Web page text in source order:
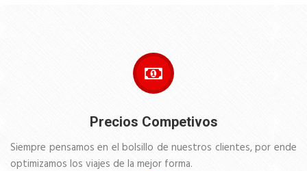
Precios Competivos
Siempre pensamos en el bolsillo de nuestros clientes, por ende
optimizamos los viajes de la mejor forma.